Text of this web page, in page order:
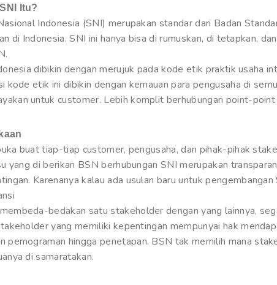
Itu?
Indonesia (SNI) merupakan standar dari Badan
di Indonesia. SNI ini hanya bisa di rumuskan, di tetapkan,
dibikin dengan merujuk pada kode etik praktik usaha
kode etik ini dibikin dengan kemauan para pengusaha di
untuk customer. Lebih komplit berhubungan point-
buat tiap-tiap customer, pengusaha, dan pihak-pihak
yang di berikan BSN berhubungan SNI merupakan
Karenanya kalau ada usulan baru untuk
bedakan satu stakeholder dengan yang lainnya,
yang memiliki kepentingan mempunyai hak
pemograman hingga penetapan. BSN tak memilih mana
di samaratakan.